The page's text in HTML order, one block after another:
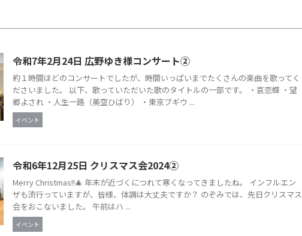
令和7年2月24日 広野ゆき様コンサート②
約１時間ほどのコンサートでしたが、時間いっぱいまでたくさんの楽曲を歌ってく
ださいました。 以下、歌っていただいた歌のタイトルの一部です。 ・哀恋蝶 ・望
郷よされ ・人生一路（美空ひばり） ・東京ブギウ ...
イベント
令和6年12月25日 クリスマス会2024②
Merry Christmas!!🎄 年末が近づくにつれて寒くなってきましたね。 インフルエン
ザも流行っていますが、皆様、体調は大丈夫ですか？ のぞみでは、先日クリスマス
会をおこないました。 午前はハ ...
イベント